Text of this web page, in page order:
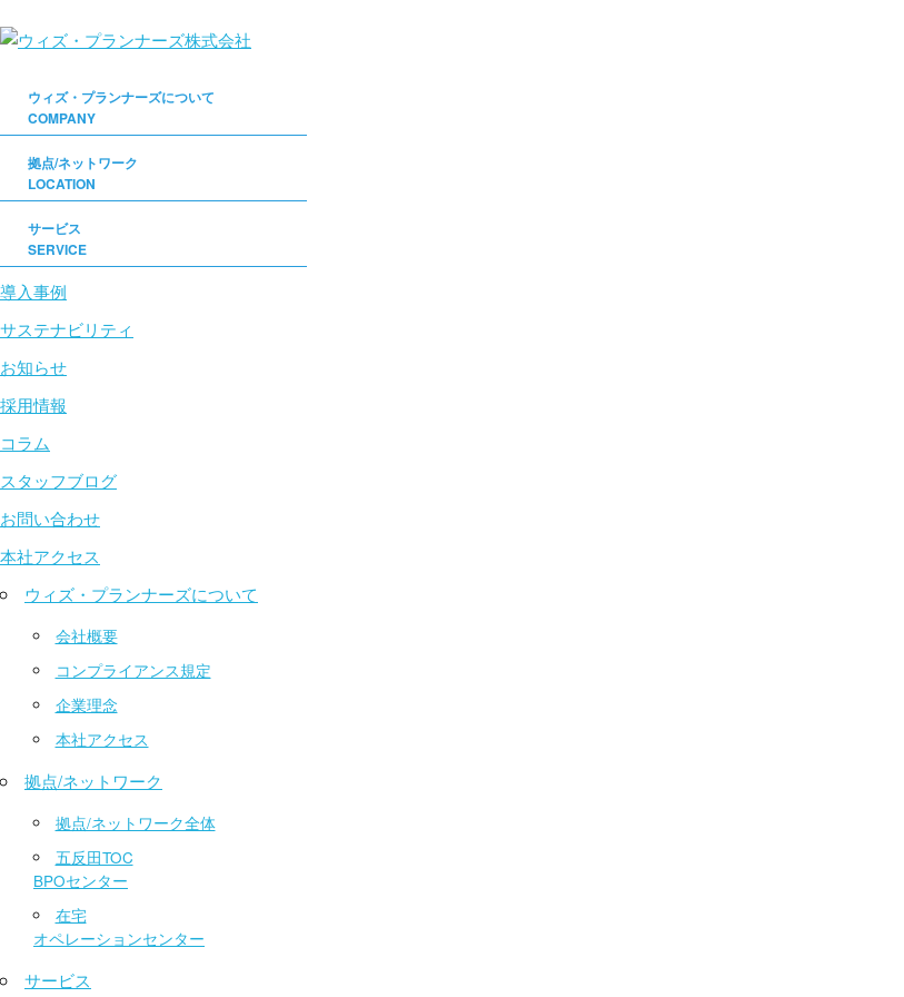
ウィズ・プランナーズについて
COMPANY
拠点/ネットワーク
LOCATION
サービス
SERVICE
導入事例
サステナビリティ
お知らせ
採用情報
コラム
スタッフブログ
お問い合わせ
本社アクセス
ウィズ・プランナーズについて
会社概要
コンプライアンス規定
企業理念
本社アクセス
拠点/ネットワーク
拠点/ネットワーク全体
五反田TOC
BPOセンター
在宅
オペレーションセンター
サービス